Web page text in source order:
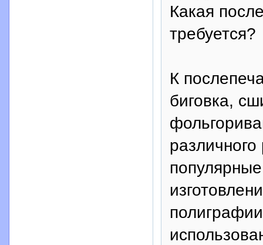
Какая
требуется?
К
биговка,